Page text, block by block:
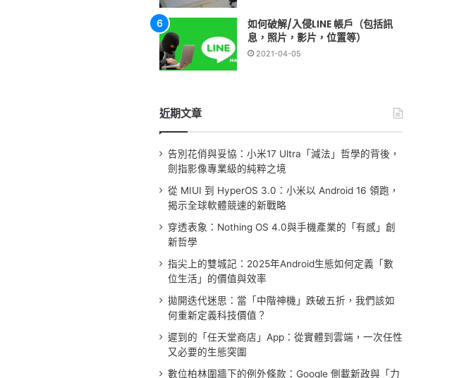
如何破解/入侵LINE 帳戶（包括訊
息，照片，影片，位置等）
2021-04-05
近期文章
告別花俏與妥協：小米17 Ultra「減法」哲學的背後，
劍指影像專業級的純粹之境
從 MIUI 到 HyperOS 3.0：小米以 Android 16 領跑，
揭示全球軟體競速的新戰略
穿透表象：Nothing OS 4.0與手機產業的「有感」創
新哲學
指尖上的雙城記：2025年Android生態如何定義「數
位生活」的價值與效率
拋開迭代迷思：當「中階神機」跌破五折，我們該如
何重新定義科技價值？
遲到的「任天堂商店」App：從實體到雲端，一次任性
又必要的生態突圍
數位柏林圍牆下的例外條款：Google 側載新政與「力